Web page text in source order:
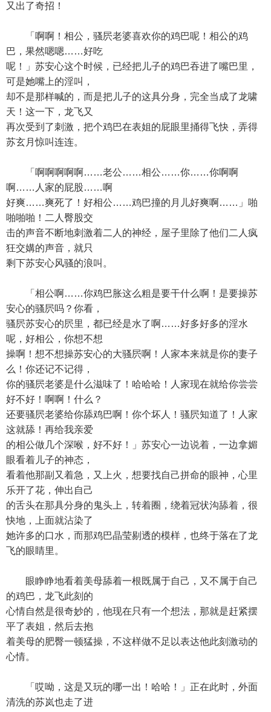
又出了奇招！
「啊啊！相公，骚屄老婆喜欢你的鸡巴呢！相公的鸡
巴，果然嗯嗯……好吃
呢！」苏安心这个时候，已经把儿子的鸡巴吞进了嘴巴里，
可是她嘴上的淫叫，
却不是那样喊的，而是把儿子的这具分身，完全当成了龙啸
天！这一下，龙飞又
再次受到了刺激，把个鸡巴在表姐的屁眼里捅得飞快，弄得
苏玄月惊叫连连。
「啊啊啊啊啊……老公……相公……你……你啊啊
啊……人家的屁股……啊
好爽……爽死了！好相公……鸡巴撞的月儿好爽啊……」啪
啪啪啪！二人臀股交
击的声音不断地刺激着二人的神经，屋子里除了他们二人疯
狂交媾的声音，就只
剩下苏安心风骚的浪叫。
「相公啊……你鸡巴胀这么粗是要干什么啊！是要操苏
安心的骚屄吗？你看，
骚屄苏安心的屄里，都已经是水了啊……好多好多的淫水
呢，好相公，你想不想
操啊！想不想操苏安心的大骚屄啊！人家本来就是你的妻子
么！你还记不记得，
你的骚屄老婆是什么滋味了！哈哈哈！人家现在就给你尝尝
好不好！啊啊！什么？
还要骚屄老婆给你舔鸡巴啊！你个坏人！骚屄知道了！人家
这就舔！再给我亲爱
的相公做几个深喉，好不好！」苏安心一边说着，一边拿媚
眼看着儿子的神态，
看着他那副又着急，又上火，想要找自己拼命的眼神，心里
乐开了花，伸出自己
的舌头在那具分身的鬼头上，转着圈，绕着冠状沟舔着，很
快地，上面就沾染了
她许多的口水，而那鸡巴晶莹剔透的模样，也终于落在了龙
飞的眼睛里。
眼睁睁地看着美母舔着一根既属于自己，又不属于自己
的鸡巴，龙飞此刻的
心情自然是很奇妙的，他现在只有一个想法，那就是赶紧摆
平了表姐，然后去抱
着美母的肥臀一顿猛操，不这样做不足以表达他此刻激动的
心情。
「哎呦，这是又玩的哪一出！哈哈！」正在此时，外面
清洗的苏岚也走了进